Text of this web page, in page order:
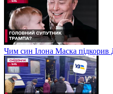
Чим син Ілона Маска підкорив